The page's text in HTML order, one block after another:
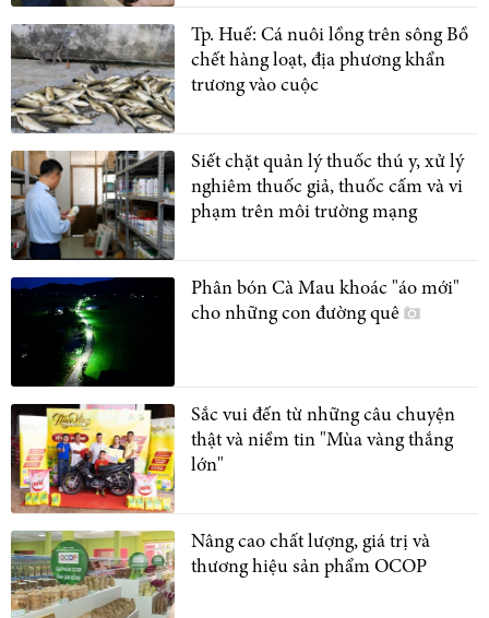
Tp. Huế: Cá nuôi lồng trên sông Bồ
chết hàng loạt, địa phương khẩn
trương vào cuộc
Siết chặt quản lý thuốc thú y, xử lý
nghiêm thuốc giả, thuốc cấm và vi
phạm trên môi trường mạng
Phân bón Cà Mau khoác "áo mới"
cho những con đường quê
Sắc vui đến từ những câu chuyện
thật và niềm tin "Mùa vàng thắng
lớn"
Nâng cao chất lượng, giá trị và
thương hiệu sản phẩm OCOP